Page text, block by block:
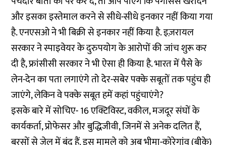
और इसका इस्तेमाल करने से सीधे-सीधे इनकार नहीं किया गया
है. एनएसओ ने भी बिक्री से इनकार नहीं किया है. इज़रायल
सरकार ने स्पाइवेयर के दुरुपयोग के आरोपों की जांच शुरू कर
दी है, फ्रांसीसी सरकार ने भी ऐसा ही किया है. भारत में पैसे के
लेन-देन का पता लगाएंगे तो देर-सबेर पक्के सबूतों तक पहुंच ही
जाएंगे, लेकिन वे पक्के सबूत हमें कहां पहुंचाएंगे?
इसके बारे में सोचिए- 16 एक्टिविस्ट, वकील, मजदूर संघों के
कार्यकर्ता, प्रोफेसर और बुद्धिजीवी, जिनमें से अनेक दलित हैं,